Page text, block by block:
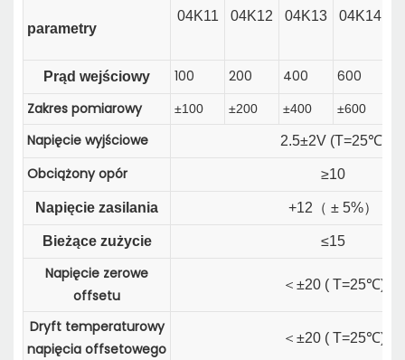
parametry
04K11
04K12
04K13
04K14
Prąd wejściowy 100 200 400 600
Zakres pomiarowy
±100 ±200 ±400 ±600
Napięcie wyjściowe 2.5±2V (T=25℃)
Obciążony opór ≥10
Napięcie zasilania +12 （ ± 5%）
Bieżące zużycie ≤15
Napięcie zerowe
offsetu
＜ ±20 ( T=25℃)
Dryft temperaturowy
napięcia offsetowego
＜ ±20 ( T=25℃)